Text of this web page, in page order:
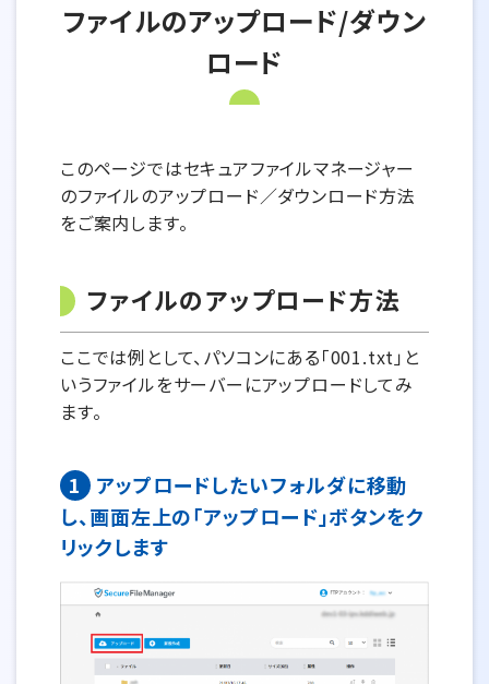
ファイルのアップロード/ダウン
ロード
このページではセキュアファイルマネージャー
のファイルのアップロード／ダウンロード方法
をご案内します。
ファイルのアップロード方法
ここでは例として、パソコンにある「001.txt」と
いうファイルをサーバーにアップロードしてみ
ます。
1
アップロードしたいフォルダに移動
し、画面左上の「アップロード」ボタンをク
リックします